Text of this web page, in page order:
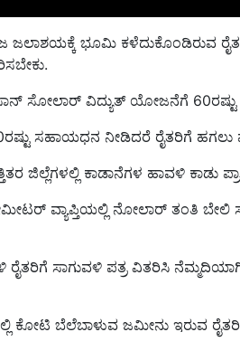
ಜಲಾಶಯಕ್ಕೆ ಭೂಮಿ ಕಳೆದುಕೊಂಡಿರುವ
ಸಹಾಯಧನ ನೀಡಿದರೆ ರೈತರಿಗೆ
ಜಿಲ್ಲೆಗಳಲ್ಲಿ ಕಾಡಾನೆಗಳ ಹಾವಳಿ ಕಾಡು
ವ್ಯಾಪ್ತಿಯಲ್ಲಿ ನೋಲಾರ್ ತಂತಿ ಬೇಲಿ
ರೈತರಿಗೆ ಸಾಗುವಳಿ ಪತ್ರ ವಿತರಿಸಿ
ಕೋಟಿ ಬೆಲೆಬಾಳುವ ಜಮೀನು ಇರುವ